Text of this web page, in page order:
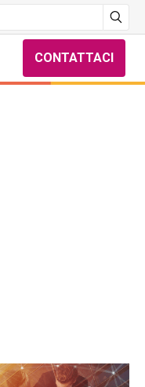
CONTATTACI